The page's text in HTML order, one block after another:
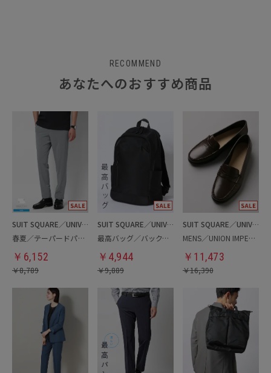
RECOMMEND
あなたへのおすすめ商品
SUIT SQUARE／UNIVERSAL LANGUAGE
春夏／テーパードパンツ
￥ 6,152
￥8,789
SUIT SQUARE／UNIVERSAL LANGUAGE
最高バッグ／バックパック
￥ 4,944
￥9,889
SUIT SQUARE／UNIVERSAL LANGUAGE
MENS／UNION IMPERIAL監修／コインローファー
￥ 11,473
￥16,390